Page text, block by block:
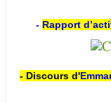
- Rapport
- Discours d'